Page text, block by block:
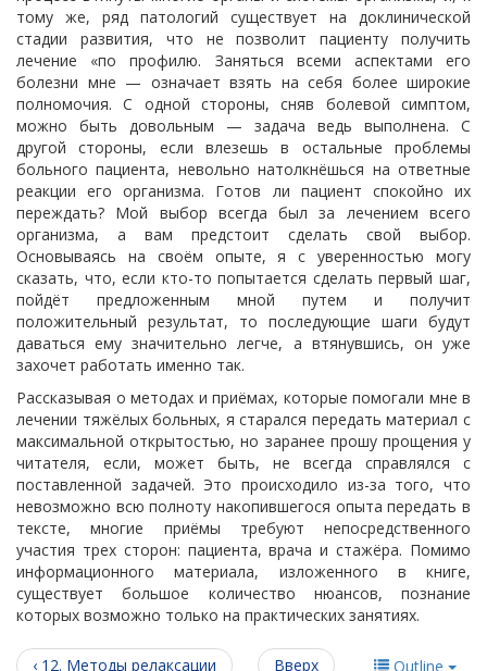
тому же, ряд патологий существует на доклинической
стадии развития, что не позволит пациенту получить
лечение «по профилю. Заняться всеми аспектами его
болезни мне — означает взять на себя более широкие
полномочия. С одной стороны, сняв болевой симптом,
можно быть довольным — задача ведь выполнена. С
другой стороны, если влезешь в остальные проблемы
больного пациента, невольно натолкнёшься на ответные
реакции его организма. Готов ли пациент спокойно их
переждать? Мой выбор всегда был за лечением всего
организма, а вам предстоит сделать свой выбор.
Основываясь на своём опыте, я с уверенностью могу
сказать, что, если кто-то попытается сделать первый шаг,
пойдёт предложенным мной путем и получит
положительный результат, то последующие шаги будут
даваться ему значительно легче, а втянувшись, он уже
захочет работать именно так.
Рассказывая о методах и приёмах, которые помогали мне в
лечении тяжёлых больных, я старался передать материал с
максимальной открытостью, но заранее прошу прощения у
читателя, если, может быть, не всегда справлялся с
поставленной задачей. Это происходило из-за того, что
невозможно всю полноту накопившегося опыта передать в
тексте, многие приёмы требуют непосредственного
участия трех сторон: пациента, врача и стажёра. Помимо
информационного материала, изложенного в книге,
существует большое количество нюансов, познание
которых возможно только на практических занятиях.
Outline
‹ 12. Методы релаксации Вверх